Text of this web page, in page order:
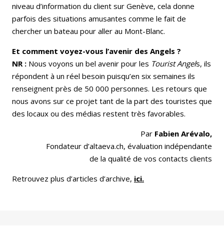
niveau d’information du client sur Genève, cela donne
parfois des situations amusantes comme le fait de
chercher un bateau pour aller au Mont-Blanc.
Et comment voyez-vous l’avenir des Angels ?
NR : Nous voyons un bel avenir pour les Tourist Angels, ils
répondent à un réel besoin puisqu’en six semaines ils
renseignent près de 50 000 personnes. Les retours que
nous avons sur ce projet tant de la part des touristes que
des locaux ou des médias restent très favorables.
Par Fabien Arévalo,
Fondateur d’altaeva.ch, évaluation indépendante
de la qualité de vos contacts clients
Retrouvez plus d’articles d’archive, ici.